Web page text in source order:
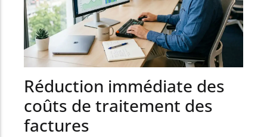
Réduction immédiate des
coûts de traitement des
factures